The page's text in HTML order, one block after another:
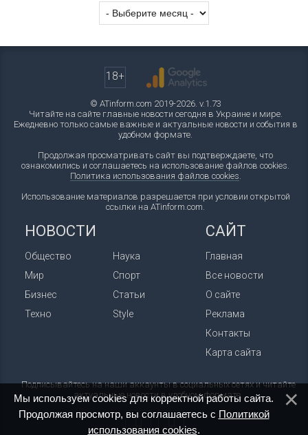
18+
© ATinform.com 2019-2026. v.1.73
Читайте на сайте главные новости сегодня в Украине и мире.
Ежедневно только самые важные и актуальные новости и события в
удобном формате.
Продолжая просматривать сайт вы подтверждаете, что
ознакомились и соглашаетесь на использование файлов cookies.
Политика использования файлов cookies.
Использование материалов разрешается при условии открытой
ссылки на ATinform.com.
НОВОСТИ
Общество
Мир
Бизнес
Техно
Наука
Спорт
Статьи
Style
САЙТ
Главная
Все новости
О сайте
Реклама
Контакты
Карта сайта
Подписывайтесь на наши аккаунты в социальных сетях и читайте
актуальные новости в удобном формате.
Мы используем cookies для корректной работы сайта.
Продолжая просмотр, вы соглашаетесь с Политикой
использования cookies.